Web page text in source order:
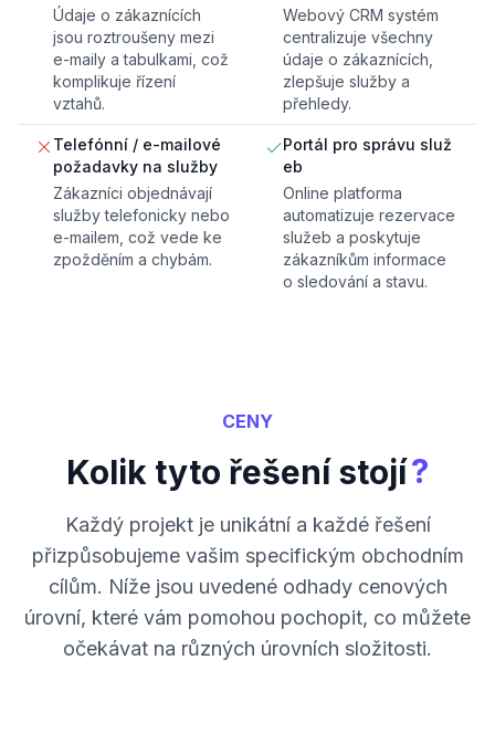
Údaje o zákaznících
jsou roztroušeny mezi
e-maily a tabulkami, což
komplikuje řízení
vztahů.
Webový CRM systém
centralizuje všechny
údaje o zákaznících,
zlepšuje služby a
přehledy.
Telefónní / e-mailové
požadavky na služby
Zákazníci objednávají
služby telefonicky nebo
e-mailem, což vede ke
zpožděním a chybám.
Portál pro správu služ
eb
Online platforma
automatizuje rezervace
služeb a poskytuje
zákazníkům informace
o sledování a stavu.
CENY
Kolik tyto řešení stojí?
Každý projekt je unikátní a každé řešení
přizpůsobujeme vašim specifickým obchodním
cílům. Níže jsou uvedené odhady cenových
úrovní, které vám pomohou pochopit, co můžete
očekávat na různých úrovních složitosti.